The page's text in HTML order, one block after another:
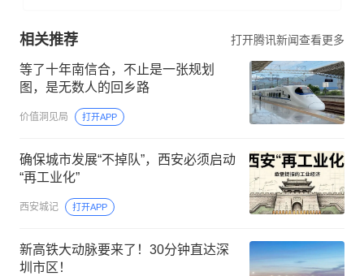
相关推荐 打开腾讯新闻查看更多
等了十年南信合，不止是一张规划
图，是无数人的回乡路
价值洞见局 打开APP
确保城市发展“不掉队”，西安必须启动
“再工业化”
西安城记 打开APP
新高铁大动脉要来了！30分钟直达深
圳市区！